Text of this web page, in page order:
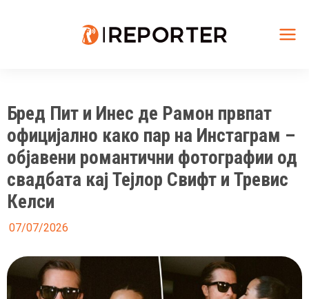
Бред Пит и Инес де Рамон првпат
официјално како пар на Инстаграм –
објавени романтични фотографии од
свадбата кај Тејлор Свифт и Тревис
Келси
07/07/2026